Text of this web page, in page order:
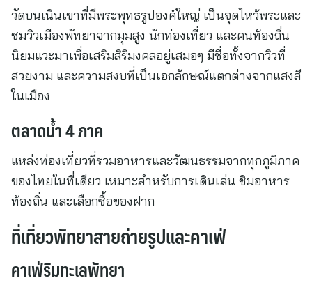
วัดบนเนินเขาที่มีพระพุทธรูปองค์ใหญ่ เป็นจุดไหว้พระและ
ชมวิวเมืองพัทยาจากมุมสูง นักท่องเที่ยว และคนท้องถิ่น
นิยมแวะมาเพื่อเสริมสิริมงคลอยู่เสมอๆ มีชื่อทั้งจากวิวที่
สวยงาม และความสงบที่เป็นเอกลักษณ์แตกต่างจากแสงสี
ในเมือง
ตลาดน้ำ 4 ภาค
แหล่งท่องเที่ยวที่รวมอาหารและวัฒนธรรมจากทุกภูมิภาค
ของไทยในที่เดียว เหมาะสำหรับการเดินเล่น ชิมอาหาร
ท้องถิ่น และเลือกซื้อของฝาก
ที่เที่ยวพัทยาสายถ่ายรูปและคาเฟ่
คาเฟ่ริมทะเลพัทยา